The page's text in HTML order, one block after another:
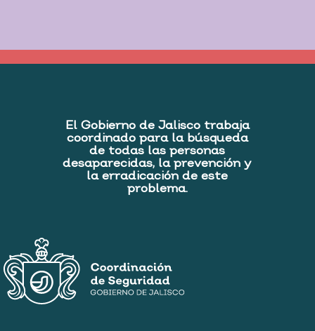
El Gobierno de Jalisco trabaja
coordinado para la búsqueda
de todas las personas
desaparecidas, la prevención y
la erradicación de este
problema.